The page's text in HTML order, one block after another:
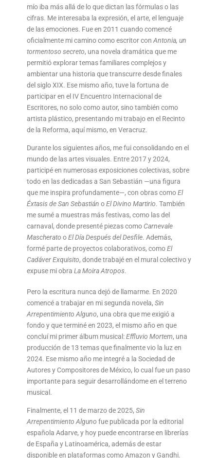
mío iba más allá de lo que dictan las fórmulas o las
cifras. Me interesaba la expresión, el arte, el lenguaje
de las emociones. Fue en 2011 cuando comencé
oficialmente mi camino como escritor con Antonia, un
tormentoso secreto, una novela dramática que me
permitió explorar temas familiares complejos y
ambientar una historia que transcurre desde finales
del siglo XIX. Ese mismo año, tuve la fortuna de
participar en el IV Encuentro Internacional de
Escritores, no solo como autor, sino también como
artista plástico, presentando mi trabajo en el Recinto
de la Reforma, aquí mismo, en Veracruz.
Durante los siguientes años, me fui consolidando en el
mundo de las artes visuales. Entre 2017 y 2024,
participé en numerosas exposiciones colectivas, sobre
todo en las dedicadas a San Sebastián —una figura
que me inspira profundamente—, con obras comoEl
Éxtasis de San Sebastián oEl Divino Martirio. También
me sumé a muestras más festivas, como las del
carnaval, donde presenté piezas como Carnevale
Mascherato oEl Día Después del Desfile. Además,
formé parte de proyectos colaborativos, comoEl
Cadáver Exquisito, donde trabajé en el mural colectivo y
expuse mi obra La Moira Atropos.
Pero la escritura nunca dejó de llamarme. En 2020
comencé a trabajar en mi segunda novela, Sin
Arrepentimiento Alguno, una obra que me exigió a
fondo y que terminé en 2023, el mismo año en que
concluí mi primer álbum musical:Effluvio Mortem, una
producción de 13 temas que finalmente vio la luz en
2024. Ese mismo año me integré a la Sociedad de
Autores y Compositores de México, lo cual fue un paso
importante para seguir desarrollándome en el terreno
musical.
Finalmente, el 11 de marzo de 2025, Sin
Arrepentimiento Alguno fue publicada por la editorial
española Adarve, y hoy puede encontrarse en librerías
de España y Latinoamérica, además de estar
disponible en plataformas como Amazon y Gandhi.